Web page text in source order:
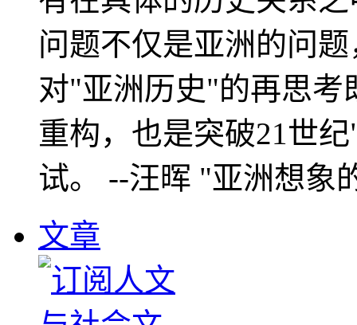
问题不仅是亚洲的问
对"亚洲历史"的再思考
重构，也是突破21世
试。 --汪晖 "亚洲想象
文章